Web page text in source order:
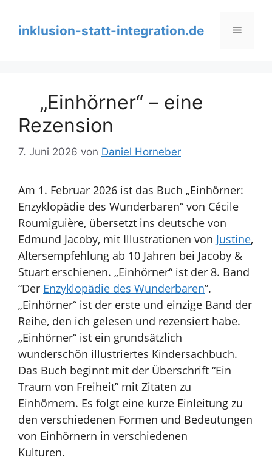
springeninklusion-statt-integration.de Menü
„Einhörner“ – eine
Rezension
7. Juni 2026 von Daniel Horneber
Am 1. Februar 2026 ist das Buch „Einhörner:
Enzyklopädie des Wunderbaren“ von Cécile
Roumiguière, übersetzt ins deutsche von
Edmund Jacoby, mit Illustrationen von Justine,
Altersempfehlung ab 10 Jahren bei Jacoby &
Stuart erschienen. „Einhörner“ ist der 8. Band
“Der Enzyklopädie des Wunderbaren”.
„Einhörner“ ist der erste und einzige Band der
Reihe, den ich gelesen und rezensiert habe.
„Einhörner“ ist ein grundsätzlich
wunderschön illustriertes Kindersachbuch.
Das Buch beginnt mit der Überschrift “Ein
Traum von Freiheit” mit Zitaten zu
Einhörnern. Es folgt eine kurze Einleitung zu
den verschiedenen Formen und Bedeutungen
von Einhörnern in verschiedenen
Kulturen.